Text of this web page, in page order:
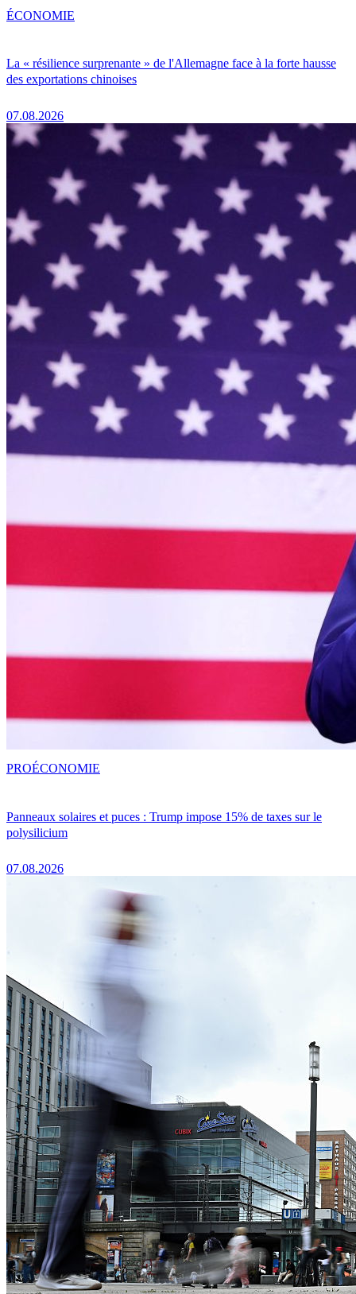
La « résilience surprenante » de l'Allemagne face à la forte hausse
des exportations chinoises
07.08.2026
ÉCONOMIE
Panneaux solaires et puces : Trump impose 15% de taxes sur le
polysilicium
07.08.2026
PROÉCONOMIE